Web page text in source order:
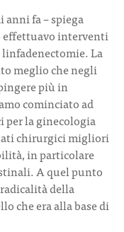
fa – spiega
effettuavo interventi
La
meglio che negli
più in
cominciato ad
la ginecologia
chirurgici migliori
in particolare
A quel punto
della
che era alla base di